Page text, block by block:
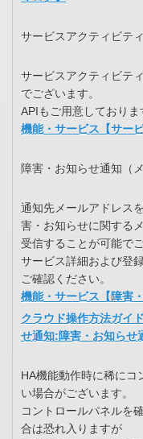
サービスアクティビティ
サービスアクティビテ
でございます。
APIもご用意しておりま
機能・サービス【サー
障害・お知らせ通知（メ
通知先メールアドレス
害・お知らせに関する
受信することが可能で
サービス詳細および登
ご確認ください。
機能・サービス【障害
クラウド操作方法ガイ
せ通知:障害・お知らせ
HA機能動作時に稀にコ
い場合がございます。
コントロールパネルを
合は恐れ入りますが